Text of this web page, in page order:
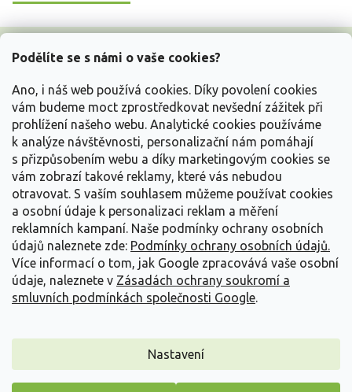
Podělíte se s námi o vaše cookies?
Ano, i náš web používá cookies. Díky povolení cookies
vám budeme moct zprostředkovat nevšední zážitek při
prohlížení našeho webu. Analytické cookies používáme
k analýze návštěvnosti, personalizační nám pomáhají
s přizpůsobením webu a díky marketingovým cookies se
vám zobrazí takové reklamy, které vás nebudou
otravovat. S vaším souhlasem můžeme používat cookies
a osobní údaje k personalizaci reklam a měření
reklamních kampaní. Naše podmínky ochrany osobních
údajů naleznete zde: Podmínky ochrany osobních údajů.
Více informací o tom, jak Google zpracovává vaše osobní
údaje, naleznete v Zásadách ochrany soukromí a
smluvních podmínkách společnosti Google.
Nastavení
Z
Vše o nákupu
Informace pro Vás
Kontakujte nás
Copyright 2026Zahradnictví Spomyšl. Všechna práva vyhrazena.